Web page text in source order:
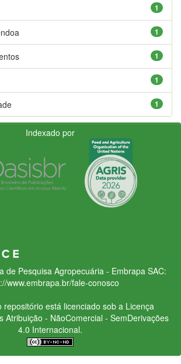
1
1
1
1
1
Indexado por
de Pesquisa Agropecuária - Embrapa SAC:
www.embrapa.br/fale-conosco
repositório está licenciado sob a Licença
Atribuição - NãoComercial - SemDerivações
4.0 Internacional.